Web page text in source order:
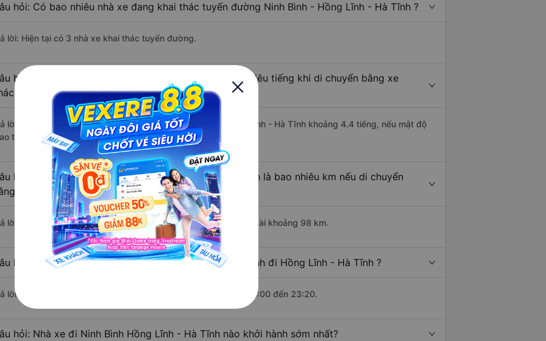
hỏi: Có bao nhiêu nhà xe đang khai thác tuyến đường Ninh Bình - Hồng Lĩnh - Hà Tĩnh ?
lời: Hiện tại có 3 nhà xe khai thác tuyến đường.
hỏi: Từ Ninh Bình đi Hồng Lĩnh - Hà Tĩnh mất bao nhiêu tiếng khi di chuyển bằng xe
lời: Thời gian di chuyển bằng xe khách từ Ninh Bình đi Hồng Lĩnh - Hà Tĩnh khoảng 4.4 tiếng, nếu mật độ
thông thuận lợi.
hỏi: Khoảng cách từ Ninh Bình đi Hồng Lĩnh - Hà Tĩnh là bao nhiêu km nếu di chuyển
xe khách?
lời: Đoạn đường đi Hồng Lĩnh - Hà Tĩnh từ Ninh Bình có chiều dài khoảng 98 km.
hỏi: Mỗi ngày có bao nhiêu chuyến xe khách Ninh Bình đi Hồng Lĩnh - Hà Tĩnh ?
lời: Trung bình mỗi ngày có khoảng 14 chuyến xe bắt đầu từ 0:00 đến 23:20.
hỏi: Nhà xe đi Ninh Bình Hồng Lĩnh - Hà Tĩnh nào khởi hành sớm nhất?